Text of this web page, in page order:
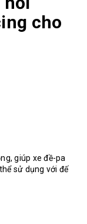
cho
giúp xe đề-pa
sử dụng với đế